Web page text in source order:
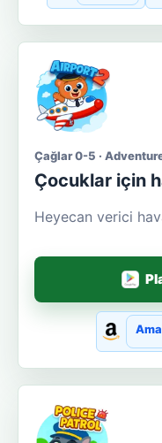
Çağlar 0-5 ·
Çocuklar için
Heyecan verici